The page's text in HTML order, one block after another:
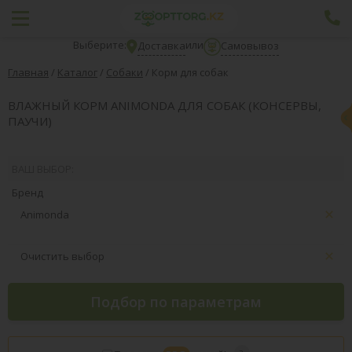
Выберите: Доставкаили
Самовывоз
Главная / Каталог / Собаки / Корм для собак
ВЛАЖНЫЙ КОРМ ANIMONDA ДЛЯ СОБАК (КОНСЕРВЫ,
ПАУЧИ)
Бренд
Animonda
Очистить выбор
Подбор по параметрам